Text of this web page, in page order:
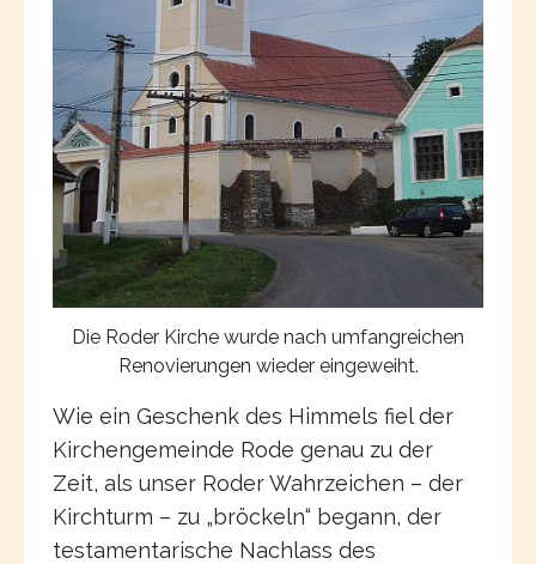
Die Roder Kirche wurde nach umfangreichen
Renovierungen wieder eingeweiht.
Wie ein Geschenk des Himmels fiel der
Kirchengemeinde Rode genau zu der
Zeit, als unser Roder Wahrzeichen – der
Kirchturm – zu „bröckeln“ begann, der
testamentarische Nachlass des